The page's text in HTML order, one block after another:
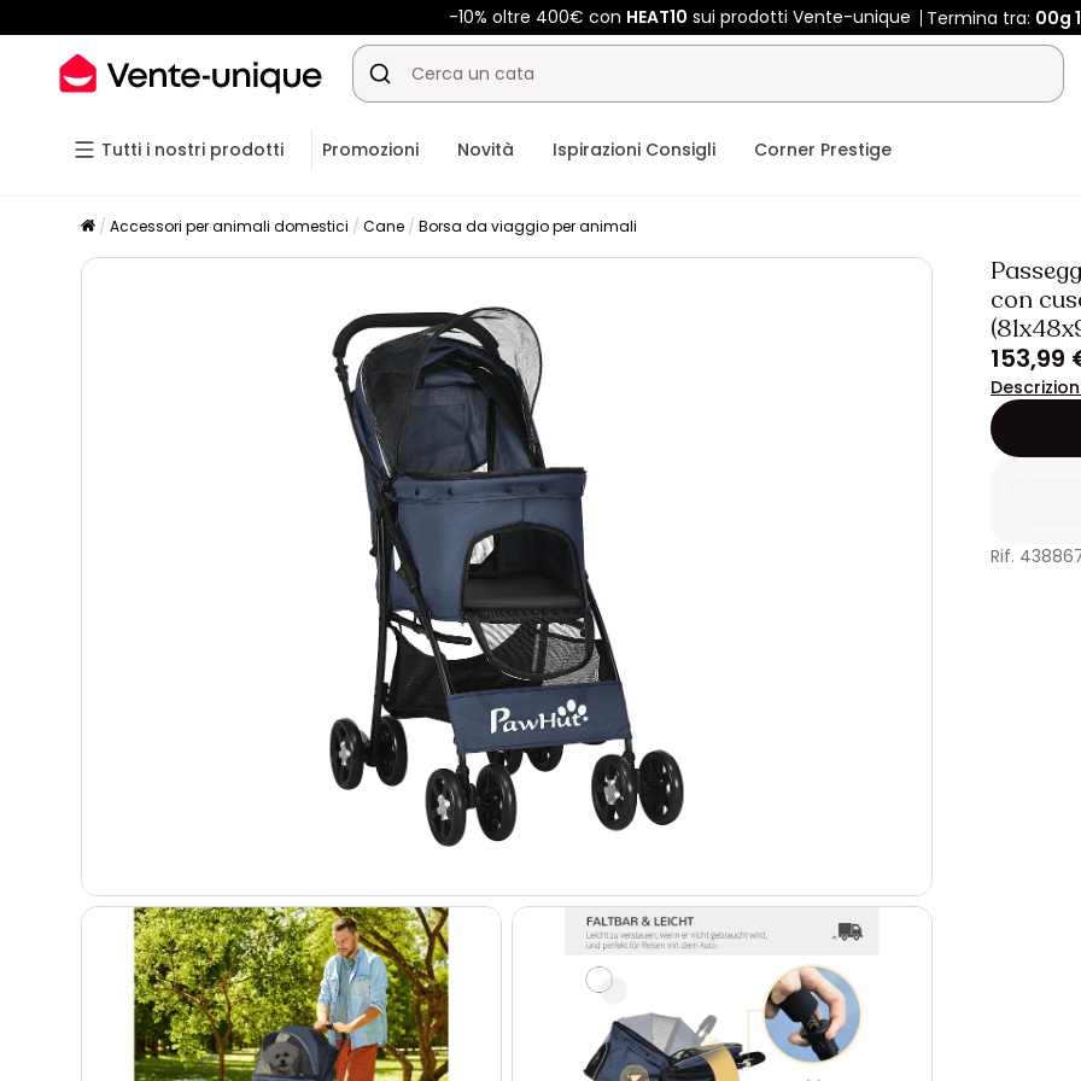
-10% oltre 400€ con HEAT10sui prodotti Vente-unique Termina tra: 00g
Tutti i nostri prodotti Promozioni Novità Ispirazioni Consigli Corner Prestige
Accessori per animali domestici Cane Borsa da viaggio per animali
con
153,99
Rif.